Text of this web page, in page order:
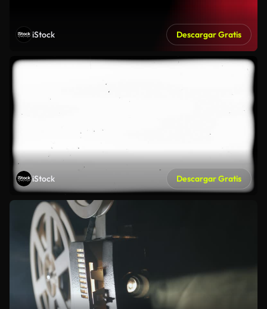
iStock Descargar Gratis
iStock Descargar Gratis